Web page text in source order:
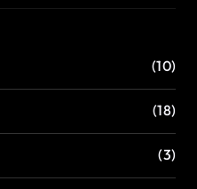
(10)
(18)
(3)